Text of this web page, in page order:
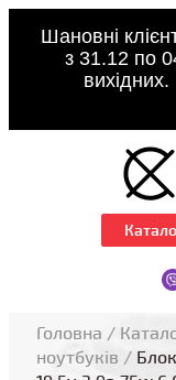
Шановні
з 31.12 по
Головна /
ноутбуків /